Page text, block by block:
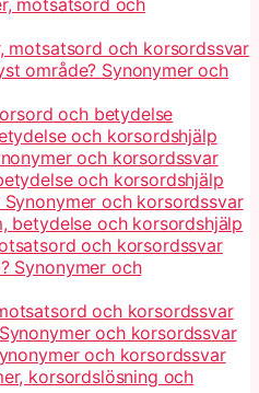
motsatsord och korsordssvar
område? Synonymer och
och betydelse
och korsordshjälp
och korsordssvar
och korsordshjälp
och korsordssvar
betydelse och korsordshjälp
och korsordssvar
Synonymer och
och korsordssvar
och korsordssvar
och korsordssvar
korsordslösning och